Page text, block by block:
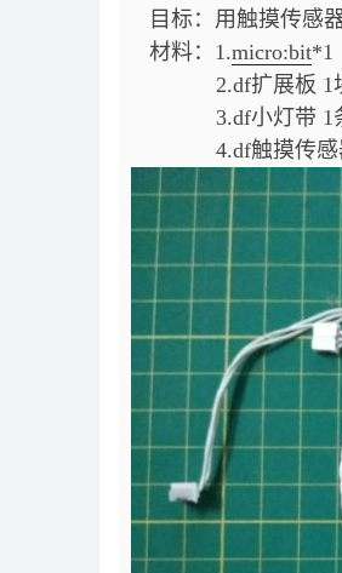
目标： 用触摸传感
材料：1.micro:bit*1
2.df扩展板 1
3.df小灯带 1
4.df触摸传感